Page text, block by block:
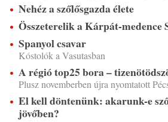
Nehéz a szőlősgazda élete
Összeterelik a Kárpát-medence
Spanyol csavar
Kóstolók a Vasutasban
A régió top25 bora –
Plusz novemberben újra nyomtatott
El kell döntenünk: akarunk-e
jövőben?